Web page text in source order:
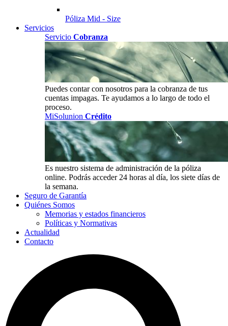
Póliza Mid - Size
Servicios
Servicio Cobranza
Puedes contar con nosotros para la cobranza de tus
cuentas impagas. Te ayudamos a lo largo de todo el
proceso.
MiSolunion Crédito
Es nuestro sistema de administración de la póliza
online. Podrás acceder 24 horas al día, los siete días de
la semana.
Seguro de Garantía
Quiénes Somos
Memorias y estados financieros
Políticas y Normativas
Actualidad
Contacto